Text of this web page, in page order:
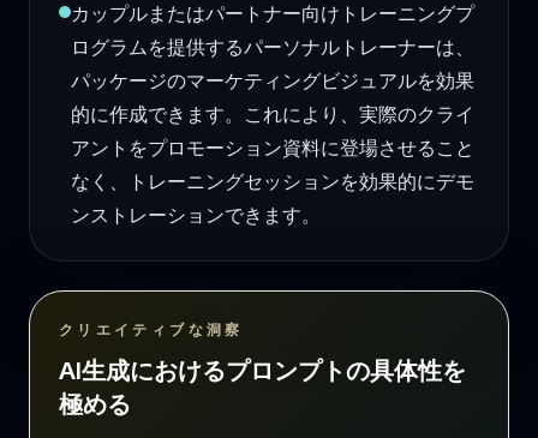
カップルまたはパートナー向けトレーニングプ
ログラムを提供するパーソナルトレーナーは、
パッケージのマーケティングビジュアルを効果
的に作成できます。これにより、実際のクライ
アントをプロモーション資料に登場させること
なく、トレーニングセッションを効果的にデモ
ンストレーションできます。
クリエイティブな洞察
AI生成におけるプロンプトの具体性を
極める